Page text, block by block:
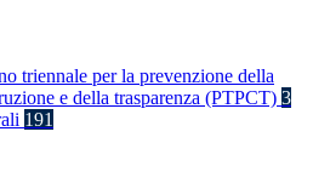
triennale per la prevenzione della
e della trasparenza (PTPCT) 3
191